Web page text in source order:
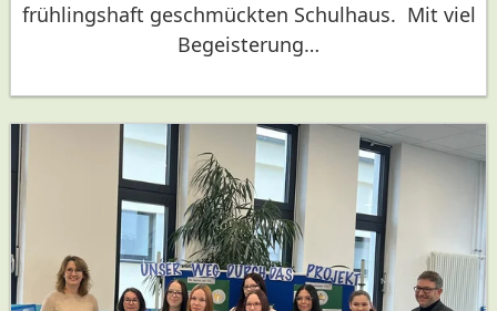
frühlingshaft geschmückten Schulhaus. Mit viel
Begeisterung…